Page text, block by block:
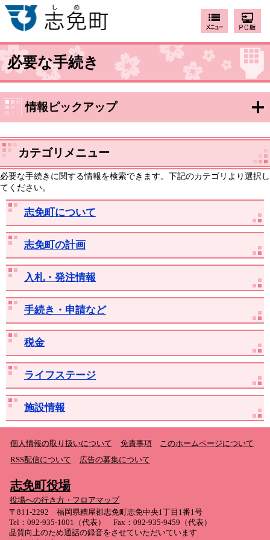
必要な手続き
情報ピックアップ
カテゴリメニュー
必要な手続きに関する情報を検索できます。下記のカテゴリより選択し
てください。
志免町について
志免町の計画
入札・発注情報
手続き・申請など
税金
ライフステージ
施設情報
個人情報の取り扱いについて 免責事項
このホームページについて
RSS配信について
広告の募集について
志免町役場
役場への行き方・フロアマップ
〒811-2292 福岡県糟屋郡志免町志免中央1丁目1番1号
Tel：092-935-1001（代表） Fax：092-935-9459（代表）
品質向上のため通話の録音をさせていただいています